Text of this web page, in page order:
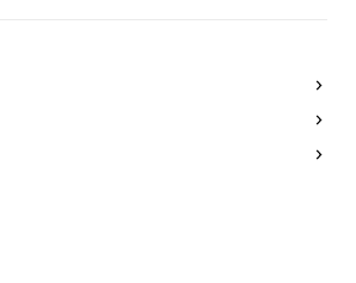
有弹簧功能的部件不得接触海水或腐蚀
均不含镍，并具有低敏感性。